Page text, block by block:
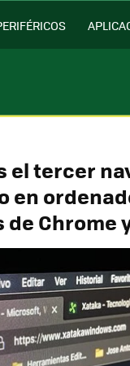
el tercer
en
Chrome